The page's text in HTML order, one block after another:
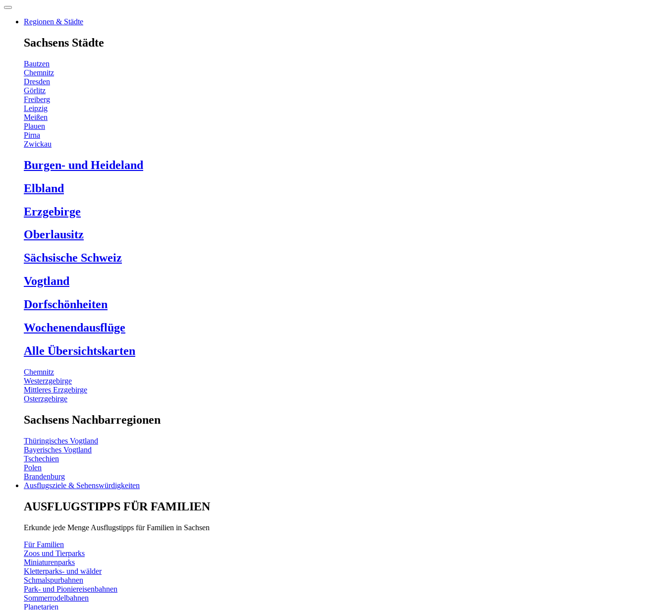
Regionen & Städte
Sachsens Städte
Bautzen
Chemnitz
Dresden
Görlitz
Freiberg
Leipzig
Meißen
Plauen
Pirna
Zwickau
Burgen- und Heideland
Elbland
Erzgebirge
Oberlausitz
Sächsische Schweiz
Vogtland
Dorfschönheiten
Wochenendausflüge
Alle Übersichtskarten
Chemnitz
Westerzgebirge
Mittleres Erzgebirge
Osterzgebirge
Sachsens Nachbarregionen
Thüringisches Vogtland
Bayerisches Vogtland
Tschechien
Polen
Brandenburg
Ausflugsziele & Sehenswürdigkeiten
AUSFLUGSTIPPS FÜR FAMILIEN
Erkunde jede Menge Ausflugstipps für Familien in Sachsen
Für Familien
Zoos und Tierparks
Miniaturenparks
Kletterparks- und wälder
Schmalspurbahnen
Park- und Pioniereisenbahnen
Sommerrodelbahnen
Planetarien